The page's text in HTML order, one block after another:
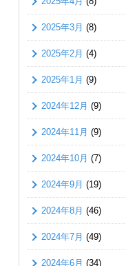
2025年3月 (8)
2025年2月 (4)
2025年1月 (9)
2024年12月 (9)
2024年11月 (9)
2024年10月 (7)
2024年9月 (19)
2024年8月 (46)
2024年7月 (49)
2024年6月 (34)